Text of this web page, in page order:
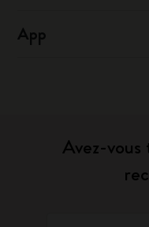
App
Avez-vous